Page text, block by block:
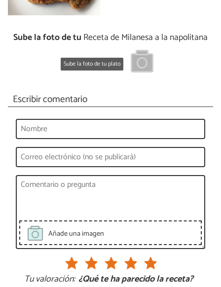
Sube la foto de tu Receta de Milanesa a la napolitana
Sube la foto de tu plato
Escribir comentario
Añade una imagen
Tu valoración: ¿Qué te ha parecido la receta?